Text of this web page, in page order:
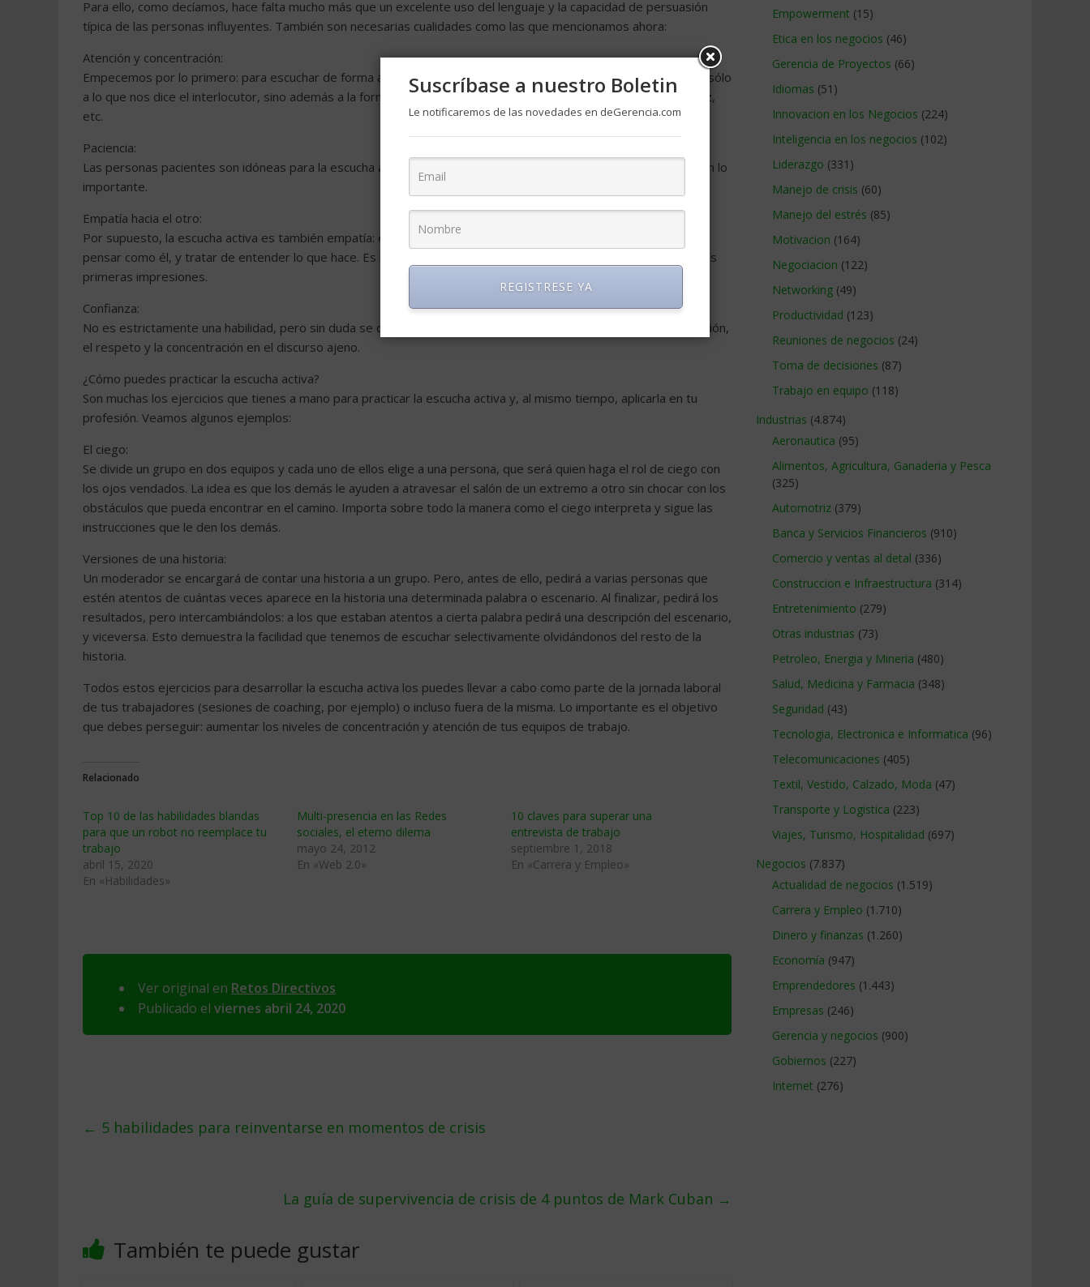
Para ello, como decíamos, hace falta mucho más que un excelente uso del lenguaje y la capacidad de persuasión
típica de las personas influyentes. También son necesarias cualidades como las que mencionamos ahora:
Atención y concentración:
Empecemos por lo primero: para escuchar de forma activa, es preciso adoptar una actitud de atención plena no sólo
a lo que nos dice el interlocutor, sino además a la forma como lo dice: gestos, emociones, tics, inflexiones de voz,
etc.
Paciencia:
Las personas pacientes son idóneas para la escucha activa: atienden, perseveran, no tienen prisa y se centran en lo
importante.
Empatía hacia el otro:
Por supuesto, la escucha activa es también empatía: esa capacidad para ponerse en el lugar del otro, sentir y
pensar como él, y tratar de entender lo que hace. Es lo contrario al prejuicio, que clasifica o cataloga a base de las
primeras impresiones.
Confianza:
No es estrictamente una habilidad, pero sin duda se define como una condición que debe ir simultánea a la atención,
el respeto y la concentración en el discurso ajeno.
¿Cómo puedes practicar la escucha activa?
Son muchas los ejercicios que tienes a mano para practicar la escucha activa y, al mismo tiempo, aplicarla en tu
profesión. Veamos algunos ejemplos:
El ciego:
Se divide un grupo en dos equipos y cada uno de ellos elige a una persona, que será quien haga el rol de ciego con
los ojos vendados. La idea es que los demás le ayuden a atravesar el salón de un extremo a otro sin chocar con los
obstáculos que pueda encontrar en el camino. Importa sobre todo la manera como el ciego interpreta y sigue las
instrucciones que le den los demás.
Versiones de una historia:
Un moderador se encargará de contar una historia a un grupo. Pero, antes de ello, pedirá a varias personas que
estén atentos de cuántas veces aparece en la historia una determinada palabra o escenario. Al finalizar, pedirá los
resultados, pero intercambiándolos: a los que estaban atentos a cierta palabra pedirá una descripción del escenario,
y viceversa. Esto demuestra la facilidad que tenemos de escuchar selectivamente olvidándonos del resto de la
historia.
Todos estos ejercicios para desarrollar la escucha activa los puedes llevar a cabo como parte de la jornada laboral
de tus trabajadores (sesiones de coaching, por ejemplo) o incluso fuera de la misma. Lo importante es el objetivo
que debes perseguir: aumentar los niveles de concentración y atención de tus equipos de trabajo.
Relacionado
Top 10 de las habilidades blandas
para que un robot no reemplace tu
trabajo
abril 15, 2020
En «Habilidades»
Multi-presencia en las Redes
sociales, el eterno dilema
mayo 24, 2012
En «Web 2.0»
10 claves para superar una
entrevista de trabajo
septiembre 1, 2018
En «Carrera y Empleo»
Ver original en Retos Directivos
Publicado el viernes abril 24, 2020
← 5 habilidades para reinventarse en momentos de crisis
La guía de supervivencia de crisis de 4 puntos de Mark Cuban →
También te puede gustar
Empowerment (15)
Etica en los negocios (46)
Gerencia de Proyectos (66)
Idiomas (51)
Innovacion en los Negocios (224)
Inteligencia en los negocios (102)
Liderazgo (331)
Manejo de crisis (60)
Manejo del estrés (85)
Motivacion (164)
Negociacion (122)
Networking (49)
Productividad (123)
Reuniones de negocios (24)
Toma de decisiones (87)
Trabajo en equipo (118)
Industrias (4.874)
Aeronautica (95)
Alimentos, Agricultura, Ganaderia y Pesca
(325)
Automotriz (379)
Banca y Servicios Financieros (910)
Comercio y ventas al detal (336)
Construccion e Infraestructura (314)
Entretenimiento (279)
Otras industrias (73)
Petroleo, Energia y Mineria (480)
Salud, Medicina y Farmacia (348)
Seguridad (43)
Tecnologia, Electronica e Informatica (96)
Telecomunicaciones (405)
Textil, Vestido, Calzado, Moda (47)
Transporte y Logistica (223)
Viajes, Turismo, Hospitalidad (697)
Negocios (7.837)
Actualidad de negocios (1.519)
Carrera y Empleo (1.710)
Dinero y finanzas (1.260)
Economía (947)
Emprendedores (1.443)
Empresas (246)
Gerencia y negocios (900)
Gobiernos (227)
Internet (276)
Suscríbase a nuestro Boletin
Le notificaremos de las novedades en deGerencia.com
REGISTRESE YA